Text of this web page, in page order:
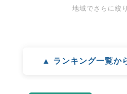
地域でさらに絞
▲ ランキング一覧か